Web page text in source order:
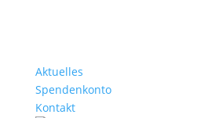
Aktuelles
Spendenkonto
Kontakt